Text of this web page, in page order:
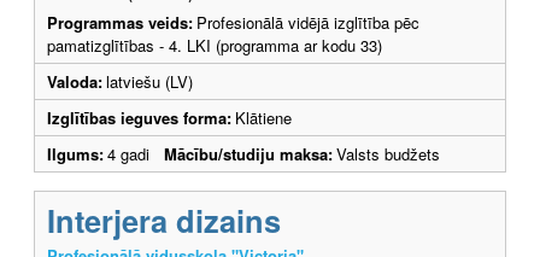
Programmas veids: Profesionālā vidējā izglītība pēc
pamatizglītības - 4. LKI (programma ar kodu 33)
Valoda:latviešu (LV)
Izglītības ieguves forma: Klātiene
Ilgums:4 gadi Mācību/studiju maksa:Valsts budžets
Interjera dizains